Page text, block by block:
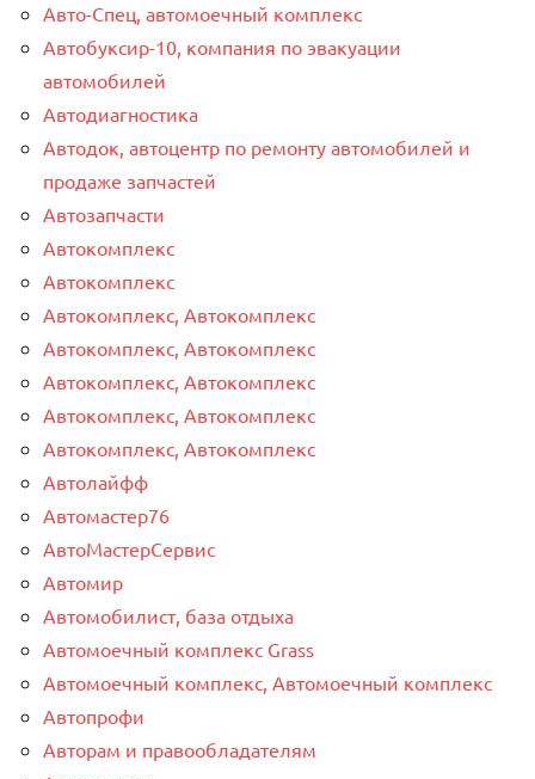
Авто-Спец, автомоечный комплекс
Автобуксир-10, компания по эвакуации
автомобилей
Автодиагностика
Автодок, автоцентр по ремонту автомобилей и
продаже запчастей
Автозапчасти
Автокомплекс
Автокомплекс
Автокомплекс, Автокомплекс
Автокомплекс, Автокомплекс
Автокомплекс, Автокомплекс
Автокомплекс, Автокомплекс
Автокомплекс, Автокомплекс
Автолайфф
Автомастер76
АвтоМастерСервис
Автомир
Автомобилист, база отдыха
Автомоечный комплекс Grass
Автомоечный комплекс, Автомоечный комплекс
Автопрофи
Авторам и правообладателям